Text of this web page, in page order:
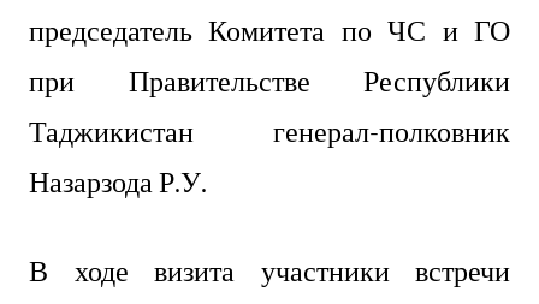
председатель Комитета по ЧС и ГО
при Правительстве Республики
Таджикистан генерал-полковник
Назарзода Р.У.
В ходе визита участники встречи